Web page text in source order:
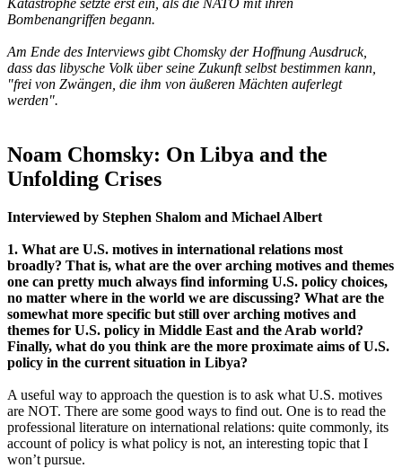
Bombenangriffen begann.
Am Ende des Interviews gibt Chomsky der Hoffnung Ausdruck,
dass das libysche Volk über seine Zukunft selbst bestimmen kann,
"frei von Zwängen, die ihm von äußeren Mächten auferlegt
werden".
Noam Chomsky: On Libya and the
Unfolding Crises
Interviewed by Stephen Shalom and Michael Albert
1. What are U.S. motives in international relations most
broadly? That is, what are the over arching motives and themes
one can pretty much always find informing U.S. policy choices,
no matter where in the world we are discussing? What are the
somewhat more specific but still over arching motives and
themes for U.S. policy in Middle East and the Arab world?
Finally, what do you think are the more proximate aims of U.S.
policy in the current situation in Libya?
A useful way to approach the question is to ask what U.S. motives
are NOT. There are some good ways to find out. One is to read the
professional literature on international relations: quite commonly, its
account of policy is what policy is not, an interesting topic that I
won’t pursue.